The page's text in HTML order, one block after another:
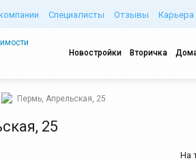
Специалисты Отзывы Карьера
Новостройки Вторичка
Пермь, Апрельская, 25
25
На